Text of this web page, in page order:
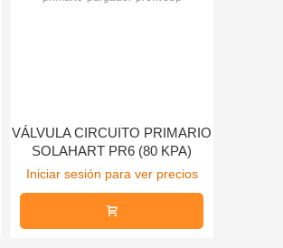
VÁLVULA CIRCUITO PRIMARIO
SOLAHART PR6 (80 KPA)
Iniciar sesión para ver precios